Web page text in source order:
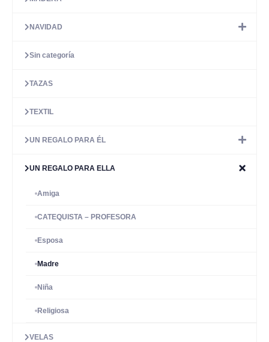
NAVIDAD
Sin categoría
TAZAS
TEXTIL
UN REGALO PARA ÉL
UN REGALO PARA ELLA
Amiga
CATEQUISTA – PROFESORA
Esposa
Madre
Niña
Religiosa
VELAS